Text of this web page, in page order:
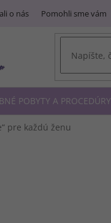
o nás Pomohli sme vám
POBYTY A PROCEDÚRY
pre každú ženu